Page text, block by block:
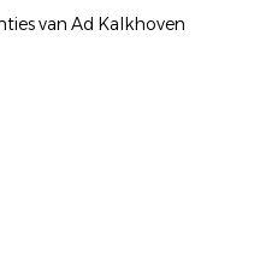
van Ad Kalkhoven